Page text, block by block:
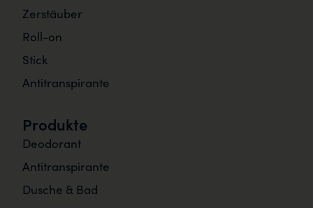
Zerstäuber
Roll-on
Stick
Antitranspirante
Produkte
Deodorant
Antitranspirante
Dusche & Bad